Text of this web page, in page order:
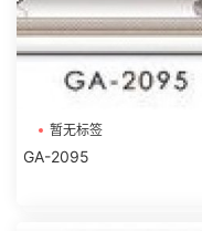
暂无标签
GA-2095